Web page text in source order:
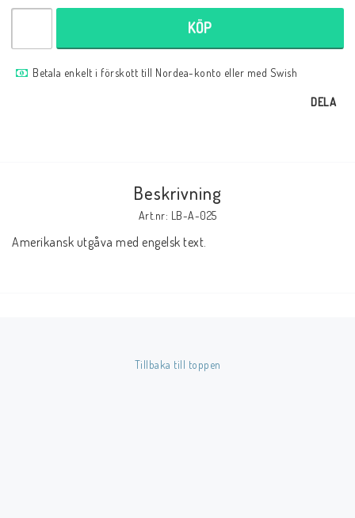
Kontaktformulär
KÖP
Betala enkelt i förskott till Nordea-konto eller med Swish
DELA
Beskrivning
Art.nr: LB-A-025
Amerikansk utgåva med engelsk text.
Tillbaka till toppen